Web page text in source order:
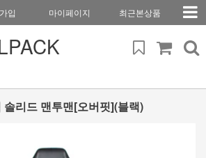
입 마이페이지 최근본상품
솔리드 맨투맨[오버핏](블랙)